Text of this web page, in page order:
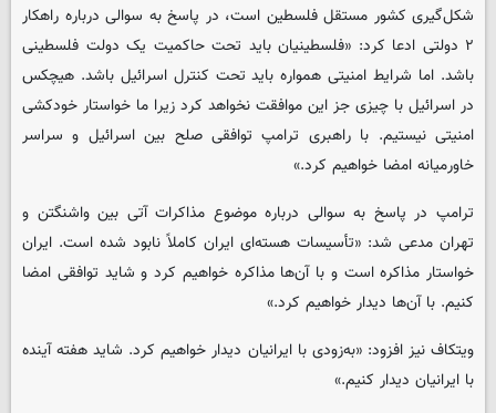
شکل‌گیری کشور مستقل فلسطین است، در پاسخ به سوالی درباره راهکار
۲ دولتی ادعا کرد: «فلسطینیان باید تحت حاکمیت یک دولت فلسطینی
باشد. اما شرایط امنیتی همواره باید تحت کنترل اسرائیل باشد. هیچکس
در اسرائیل با چیزی جز این موافقت نخواهد کرد زیرا ما خواستار خودکشی
امنیتی نیستیم. با راهبری ترامپ توافقی صلح بین اسرائیل و سراسر
خاورمیانه امضا خواهیم کرد.»
ترامپ در پاسخ به سوالی درباره موضوع مذاکرات آتی بین واشنگتن و
تهران مدعی شد: «تأسیسات هسته‌ای ایران کاملاً نابود شده است. ایران
خواستار مذاکره است و با آن‌ها مذاکره خواهیم کرد و شاید توافقی امضا
کنیم. با آن‌ها دیدار خواهیم کرد.»
ویتکاف نیز افزود: «به‌زودی با ایرانیان دیدار خواهیم کرد. شاید هفته آینده
با ایرانیان دیدار کنیم.»